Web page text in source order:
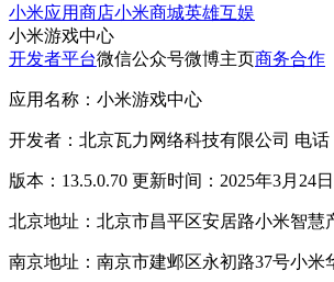
小米应用商店小米商城英雄互娱
小米游戏中心
开发者平台微信公众号微博主页商务合作
应用名称：小米游戏中心
开发者：北京瓦力网络科技有限公司 电话
版本：13.5.0.70 更新时间：2025年3月24日
北京地址：北京市昌平区安居路小米智慧
南京地址：南京市建邺区永初路37号小米